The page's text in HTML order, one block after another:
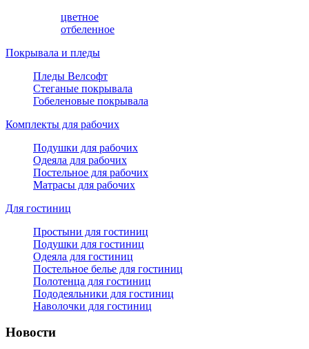
цветное
отбеленное
Покрывала и пледы
Пледы Велсофт
Стеганые покрывала
Гобеленовые покрывала
Комплекты для рабочих
Подушки для рабочих
Одеяла для рабочих
Постельное для рабочих
Матрасы для рабочих
Для гостиниц
Простыни для гостиниц
Подушки для гостиниц
Одеяла для гостиниц
Постельное белье для гостиниц
Полотенца для гостиниц
Пододеяльники для гостиниц
Наволочки для гостиниц
Новости